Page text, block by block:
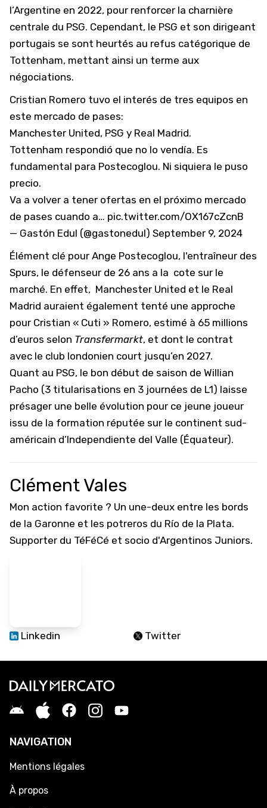
l’Argentine en 2022, pour renforcer la charnière
centrale du PSG. Cependant, le PSG et son dirigeant
portugais se sont heurtés au refus catégorique de
Tottenham, mettant ainsi un terme aux
négociations.
Cristian Romero tuvo el interés de tres equipos en
este mercado de pases:
Manchester United, PSG y Real Madrid.
Tottenham respondió que no lo vendía. Es
fundamental para Postecoglou. Ni siquiera le puso
precio.
Va a volver a tener ofertas en el próximo mercado
de pases cuando a… pic.twitter.com/OX167cZcnB
— Gastón Edul (@gastonedul) September 9, 2024
Élément clé pour Ange Postecoglou, l'entraîneur des
Spurs, le défenseur de 26 ans a la cote sur le
marché. En effet, Manchester United et le Real
Madrid auraient également tenté une approche
pour Cristian « Cuti » Romero, estimé à 65 millions
d’euros selon Transfermarkt, et dont le contrat
avec le club londonien court jusqu’en 2027.
Quant au PSG, le bon début de saison de Willian
Pacho (3 titularisations en 3 journées de L1) laisse
présager une belle évolution pour ce jeune joueur
issu de la formation réputée sur le continent sud-
américain d’Independiente del Valle (Équateur).
Clément Vales
Mon action favorite ? Un une-deux entre les bords
de la Garonne et les potreros du Río de la Plata.
Supporter du TéFéCé et socio d'Argentinos Juniors.
Linkedin Twitter
NAVIGATION
Mentions légales
À propos